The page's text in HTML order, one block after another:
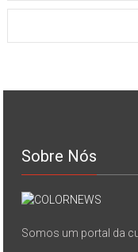
Sobre Nós
Somos um portal da